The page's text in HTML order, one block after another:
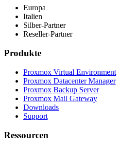
Europa
Italien
Silber-Partner
Reseller-Partner
Produkte
Proxmox Virtual Environment
Proxmox Datacenter Manager
Proxmox Backup Server
Proxmox Mail Gateway
Downloads
Support
Ressourcen